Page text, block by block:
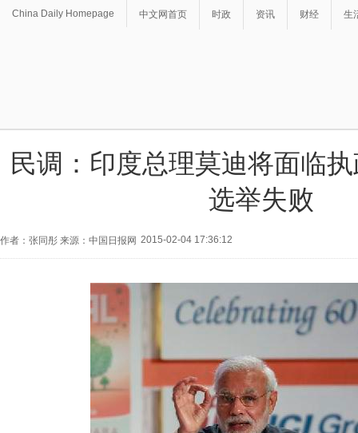
China Daily Homepage 中文网首页 时政 资讯 财经 生
民调：印度总理莫迪将面临
选举失败
作者：张同彤 来源：中国日报网 2015-02-04 17:36:12